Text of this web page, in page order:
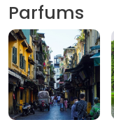
Parfums